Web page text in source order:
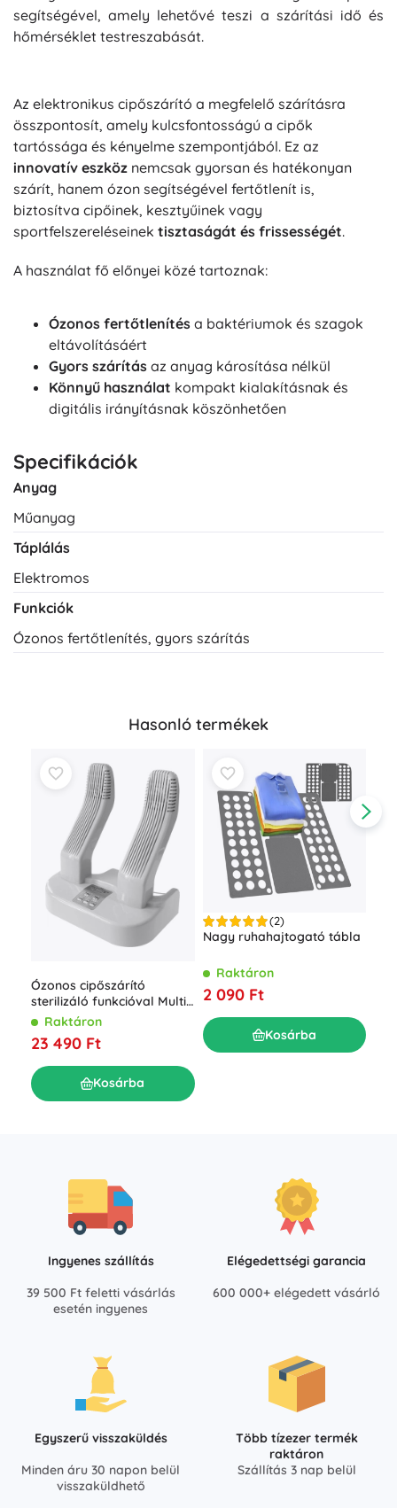
segítségével, amely lehetővé teszi a szárítási idő és
hőmérséklet testreszabását.
Az elektronikus cipőszárító a megfelelő szárításra
összpontosít, amely kulcsfontosságú a cipők
tartóssága és kényelme szempontjából. Ez az
innovatív eszköz nemcsak gyorsan és hatékonyan
szárít, hanem ózon segítségével fertőtlenít is,
biztosítva cipőinek, kesztyűinek vagy
sportfelszereléseinek tisztaságát és frissességét.
A használat fő előnyei közé tartoznak:
Ózonos fertőtlenítés a baktériumok és szagok
eltávolításáért
Gyors szárítás az anyag károsítása nélkül
Könnyű használat kompakt kialakításnak és
digitális irányításnak köszönhetően
Specifikációk
Anyag
Műanyag
Táplálás
Elektromos
Funkciók
Ózonos fertőtlenítés, gyors szárítás
Hasonló termékek
Ózonos cipőszárító
sterilizáló funkcióval Multi
Dryer Ozone Pro
Raktáron
23 490 Ft
Kosárba
(2)
Nagy ruhahajtogató tábla
Raktáron
2 090 Ft
Kosárba
Ingyenes szállítás
39 500 Ft feletti vásárlás
esetén ingyenes
Elégedettségi garancia
600 000+ elégedett vásárló
Egyszerű visszaküldés
Minden áru 30 napon belül
visszaküldhető
Több tízezer termék
raktáron
Szállítás 3 nap belül